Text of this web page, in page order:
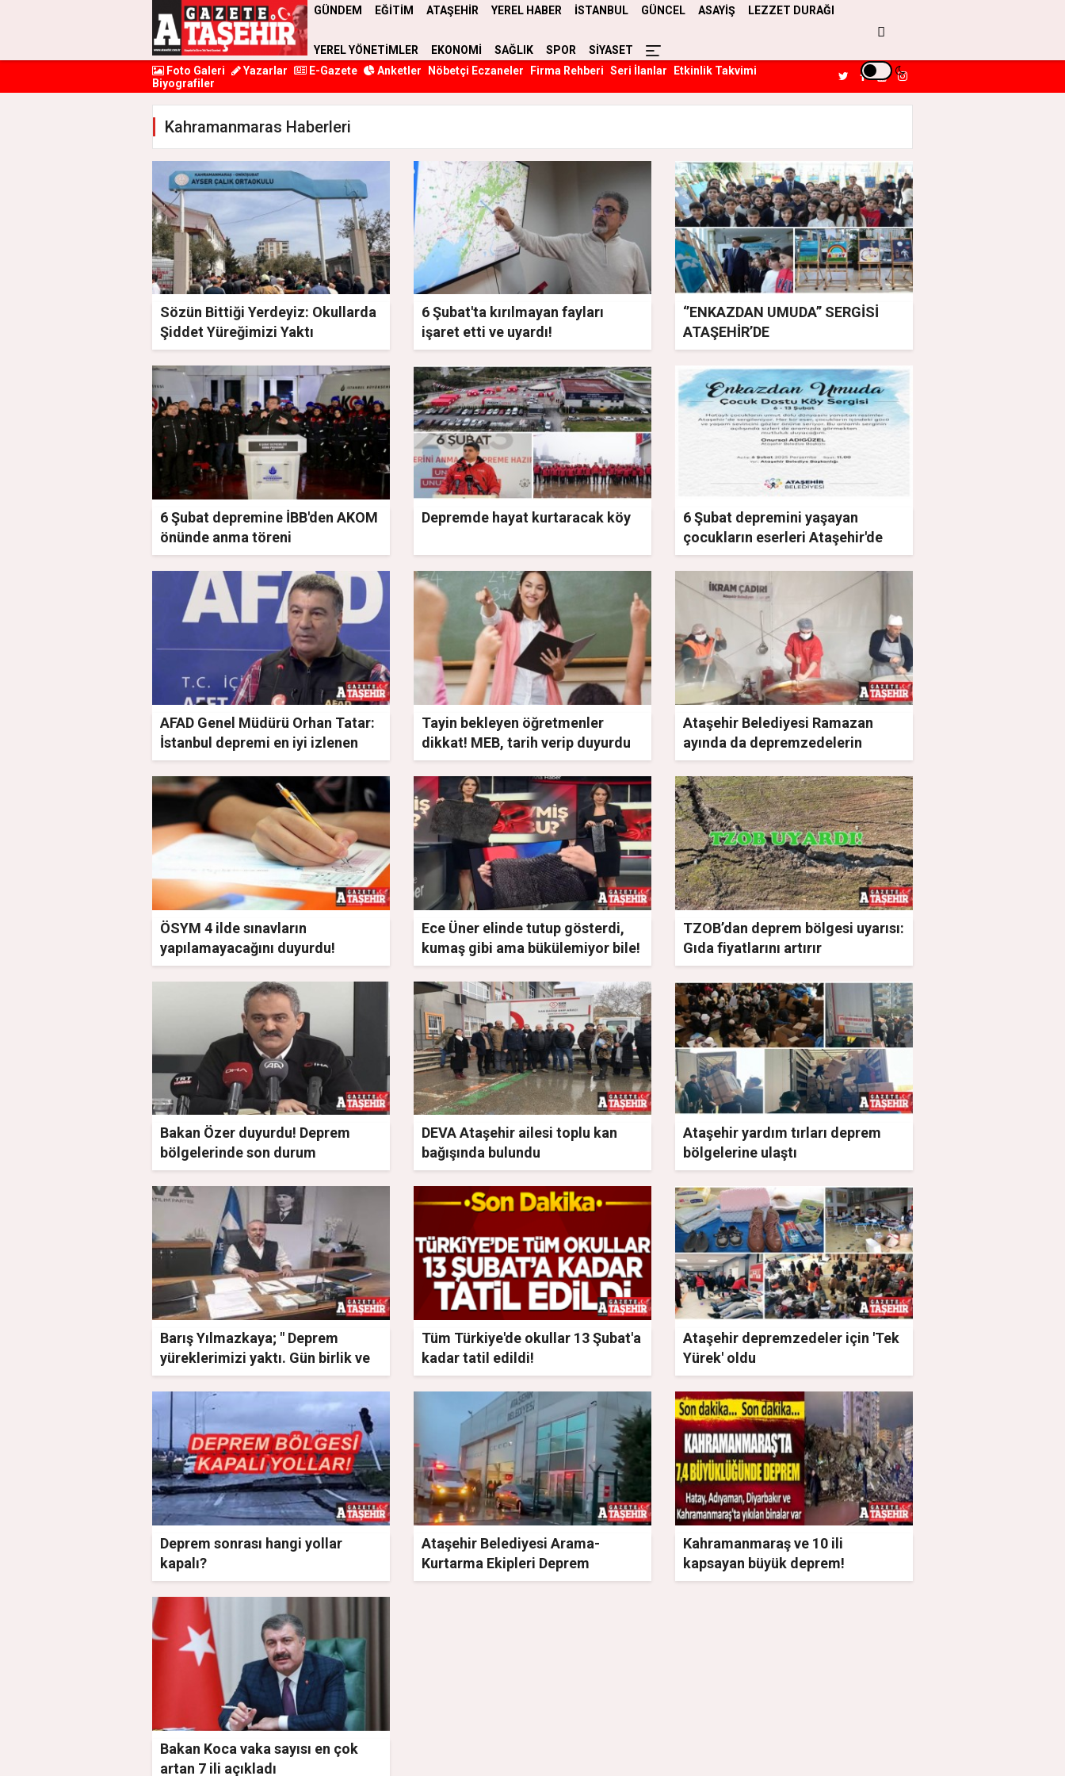
GÜNDEM EĞİTİM ATAŞEHİR YEREL HABER İSTANBUL GÜNCEL ASAYİŞ LEZZET DURAĞI
YEREL YÖNETİMLER EKONOMİ SAĞLIK SPOR
SİYASET
Foto Galeri
Yazarlar E-Gazete Anketler Nöbetçi Eczaneler Firma Rehberi Seri İlanlar
Etkinlik Takvimi
Biyografiler
Kahramanmaras Haberleri
Sözün Bittiği Yerdeyiz: Okullarda
Şiddet Yüreğimizi Yaktı
6 Şubat'ta kırılmayan fayları
işaret etti ve uyardı!
‘’ENKAZDAN UMUDA” SERGİSİ
ATAŞEHİR’DE
6 Şubat depremine İBB'den AKOM
önünde anma töreni
Depremde hayat kurtaracak köy
6 Şubat depremini yaşayan
çocukların eserleri Ataşehir'de
sergilenecek
AFAD Genel Müdürü Orhan Tatar:
İstanbul depremi en iyi izlenen
bölgelerden biri
Tayin bekleyen öğretmenler
dikkat! MEB, tarih verip duyurdu
Ataşehir Belediyesi Ramazan
ayında da depremzedelerin
yanında
ÖSYM 4 ilde sınavların
yapılamayacağını duyurdu!
Ece Üner elinde tutup gösterdi,
kumaş gibi ama bükülemiyor bile!
TZOB’dan deprem bölgesi uyarısı:
Gıda fiyatlarını artırır
Bakan Özer duyurdu! Deprem
bölgelerinde son durum
DEVA Ataşehir ailesi toplu kan
bağışında bulundu
Ataşehir yardım tırları deprem
bölgelerine ulaştı
Barış Yılmazkaya; " Deprem
yüreklerimizi yaktı. Gün birlik ve
beraberlik günüdür"
Tüm Türkiye'de okullar 13 Şubat'a
kadar tatil edildi!
Ataşehir depremzedeler için 'Tek
Yürek' oldu
Deprem sonrası hangi yollar
kapalı?
Ataşehir Belediyesi Arama-
Kurtarma Ekipleri Deprem
Bölgesine gidiyor
Kahramanmaraş ve 10 ili
kapsayan büyük deprem!
Bakan Koca vaka sayısı en çok
artan 7 ili açıkladı